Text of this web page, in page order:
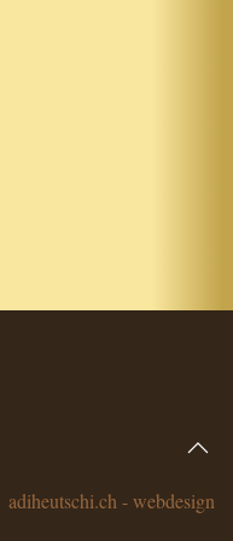
adiheutschi.ch - webdesign